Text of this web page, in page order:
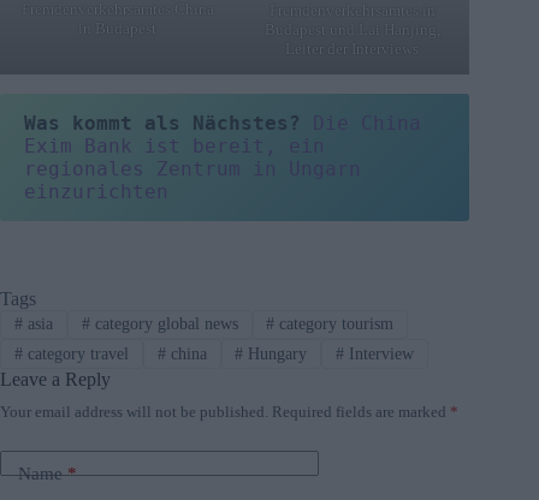
Fremdenverkehrsamtes China
in Budapest
Fremdenverkehrsamtes in
Budapest und Lai Hanjing,
Leiter der Interviews
Was kommt als Nächstes?
Die China
Exim Bank ist bereit, ein
regionales Zentrum in Ungarn
einzurichten
Tags
#asia #category global news # category tourism
#category travel #china # Hungary # Interview
Leave a Reply
Your email address will not be published. Required fields are marked *
Name*